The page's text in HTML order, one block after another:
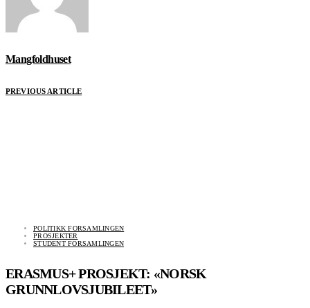
Mangfoldhuset
PREVIOUS ARTICLE
POLITIKK FORSAMLINGEN
PROSJEKTER
STUDENT FORSAMLINGEN
ERASMUS+ PROSJEKT: «NORSK
GRUNNLOVSJUBILEET»